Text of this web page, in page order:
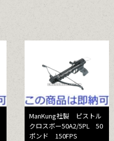
ManKung社製 ピストル
クロスボー50A2/5PL 50
ポンド 150FPS